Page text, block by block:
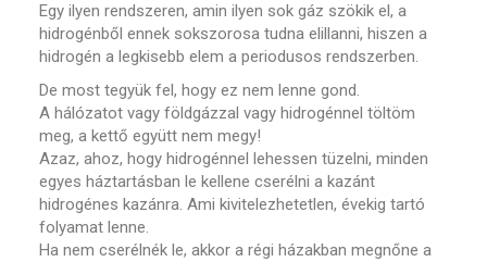
Egy ilyen rendszeren, amin ilyen sok gáz szökik el, a
hidrogénből ennek sokszorosa tudna elillanni, hiszen a
hidrogén a legkisebb elem a periodusos rendszerben.
De most tegyük fel, hogy ez nem lenne gond.
A hálózatot vagy földgázzal vagy hidrogénnel töltöm
meg, a kettő együtt nem megy!
Azaz, ahoz, hogy hidrogénnel lehessen tüzelni, minden
egyes háztartásban le kellene cserélni a kazánt
hidrogénes kazánra. Ami kivitelezhetetlen, évekig tartó
folyamat lenne.
Ha nem cserélnék le, akkor a régi házakban megnőne a